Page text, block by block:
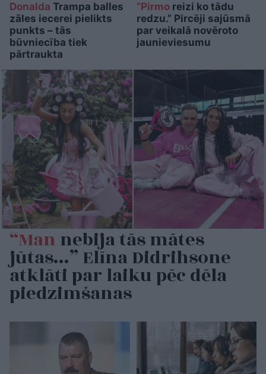
Donalda Trampa balles
zāles iecerei pielikts
punkts – tās
būvniecība tiek
pārtraukta
“Pirmoreizi ko tādu
redzu.” Pircēji sajūsmā
par veikalā novēroto
jaunieviesumu
“Mannebija tās mātes
jūtas…” Elīna Didrihsone
atklāti par laiku pēc dēla
piedzimšanas